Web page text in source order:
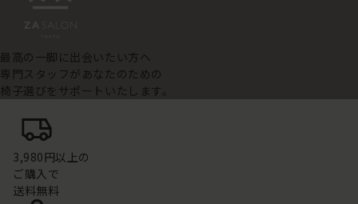
最高の一脚に出会いたい方へ
専門スタッフがあなたのための
椅子選びをサポートいたします。
3,980円以上の
ご購入で
送料無料